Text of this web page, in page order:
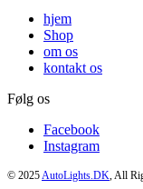
hjem
Shop
om os
kontakt os
Følg os
Facebook
Instagram
© 2025AutoLights.DK, All